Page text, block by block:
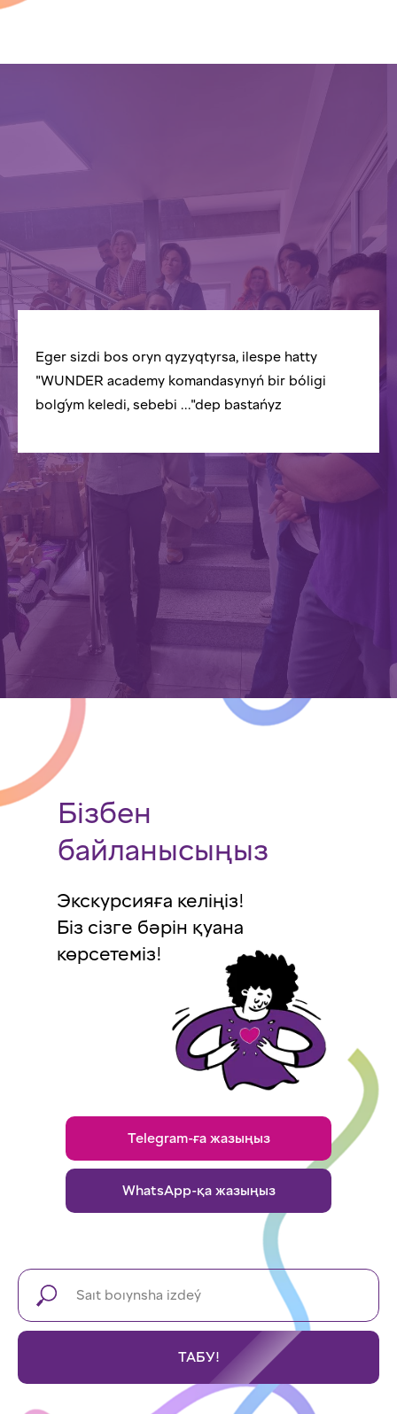
Eger sizdi bos oryn qyzyqtyrsa, ilespe hatty
"WUNDER academy komandasynyń bir bóligi
bolǵym keledi, sebebi ..."dep bastańyz
Бізбен
байланысыңыз
Экскурсияға келіңіз!
Біз сізге бәрін қуана
көрсетеміз!
Telegram-ға жазыңыз
WhatsApp-қа жазыңыз
ТАБУ!